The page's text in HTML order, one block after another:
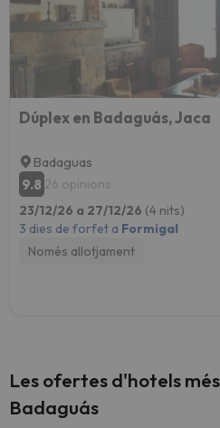
Dúplex en Badaguás, Jaca
Badaguas
9.8 26 opinions
23/12/26 a 27/12/26 (4 nits)
3 dies de forfet a Formigal
Només allotjament
Les ofertes d'hotels
Badaguás